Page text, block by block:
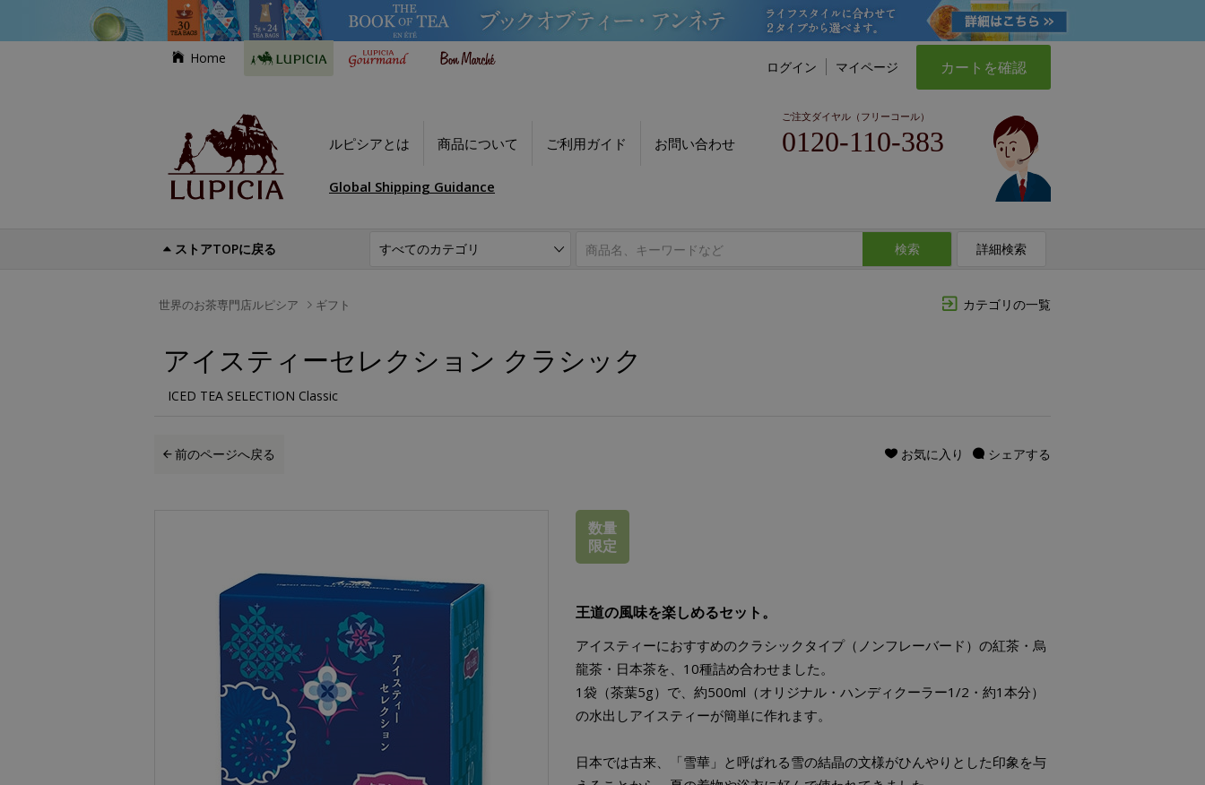
Home
ログイン マイページ カートを確認
ルピシアとは 商品について ご利用ガイド お問い合わせ
ご注文ダイヤル（フリーコール）
0120-110-383
Global Shipping Guidance
ストアTOPに戻る 検索 詳細検索
カテゴリの一覧
世界のお茶専門店ルピシア ギフト
アイスティーセレクション クラシック
ICED TEA SELECTION Classic
前のページへ戻る シェアする
お気に入り
数量
限定
王道の風味を楽しめるセット。
アイスティーにおすすめのクラシックタイプ（ノンフレーバード）の紅茶・烏
龍茶・日本茶を、10種詰め合わせました。
1袋（茶葉5g）で、約500ml（オリジナル・ハンディクーラー1/2・約1本分）
の水出しアイスティーが簡単に作れます。
日本では古来、「雪華」と呼ばれる雪の結晶の文様がひんやりとした印象を与